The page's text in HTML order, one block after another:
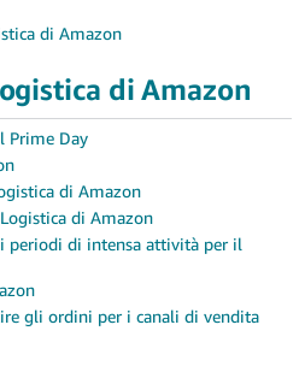
di Amazon
di Amazon
Prime Day
di Amazon
di Amazon
periodi di intensa attività per il
gli ordini per i canali di vendita